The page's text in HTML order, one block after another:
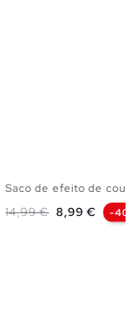
Saco de efeito de
Preço normal
14,99 € Preço
8,99 € -40%